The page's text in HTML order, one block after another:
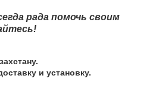
рада помочь своим
и установку.